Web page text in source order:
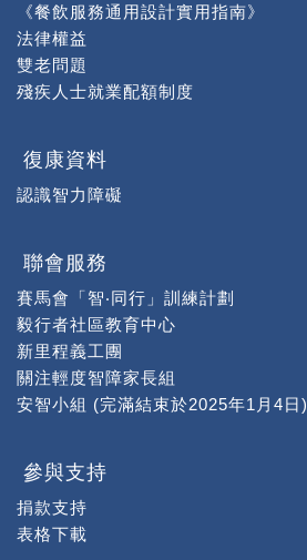
《餐飲服務通用設計實用指南》
法律權益
雙老問題
殘疾人士就業配額制度
復康資料
認識智力障礙
聯會服務
賽馬會「智‧同行」訓練計劃
毅行者社區教育中心
新里程義工團
關注輕度智障家長組
安智小組 (完滿結束於2025年1月4日)
參與支持
捐款支持
表格下載